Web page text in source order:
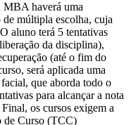
MBA haverá uma
múltipla escolha, cuja
aluno terá 5 tentativas
da disciplina),
(até o fim do
será aplicada uma
que aborda todo o
para alcançar a nota
os cursos exigem a
de Curso (TCC)